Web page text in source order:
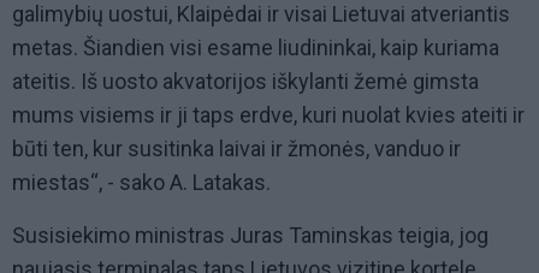
galimybių uostui, Klaipėdai ir visai Lietuvai atveriantis
metas. Šiandien visi esame liudininkai, kaip kuriama
ateitis. Iš uosto akvatorijos iškylanti žemė gimsta
mums visiems ir ji taps erdve, kuri nuolat kvies ateiti ir
būti ten, kur susitinka laivai ir žmonės, vanduo ir
miestas“, - sako A. Latakas.
Susisiekimo ministras Juras Taminskas teigia, jog